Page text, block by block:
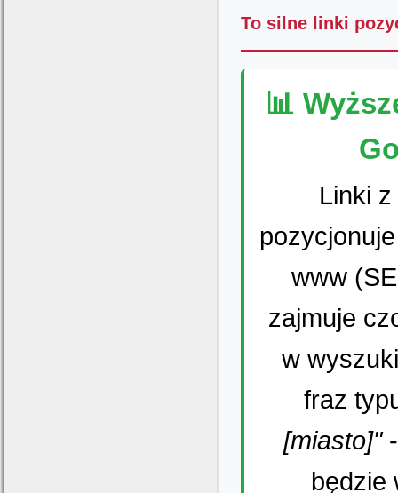
To silne linki
📊
Linki
www
zajmuje
w
fraz
[miasto]"-
będzie